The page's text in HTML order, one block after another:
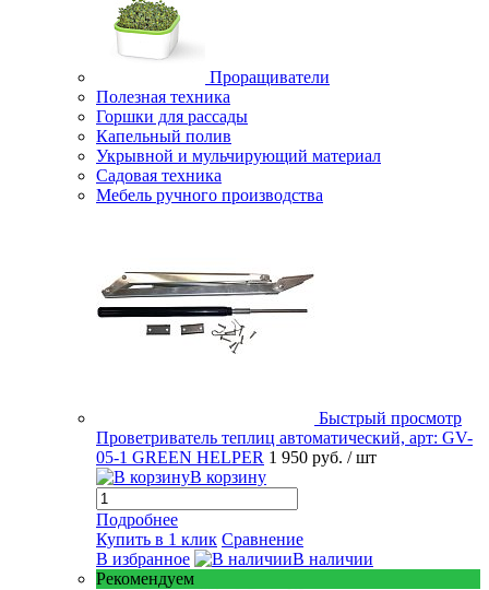
Проращиватели
Полезная техника
Горшки для рассады
Капельный полив
Укрывной и мульчирующий материал
Садовая техника
Мебель ручного производства
Быстрый просмотр
Проветриватель теплиц автоматический, арт: GV-
05-1 GREEN HELPER 1 950 руб. / шт
В корзину
Подробнее
Купить в 1 клик Сравнение
В избранное
В наличии
Рекомендуем